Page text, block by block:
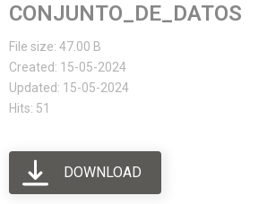
CONJUNTO_DE_DATOS
File size: 47.00 B
Created: 15-05-2024
Updated: 15-05-2024
Hits: 51
DOWNLOAD